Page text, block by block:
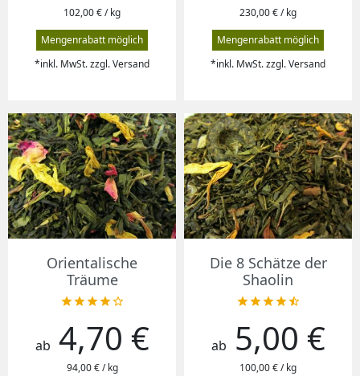
102,00 € / kg
Mengenrabatt möglich
*inkl. MwSt. zzgl. Versand
230,00 € / kg
Mengenrabatt möglich
*inkl. MwSt. zzgl. Versand
Orientalische
Träume

Preis
ab 4,70 €
94,00 € / kg
Die 8 Schätze der
Shaolin

Preis
ab 5,00 €
100,00 € / kg